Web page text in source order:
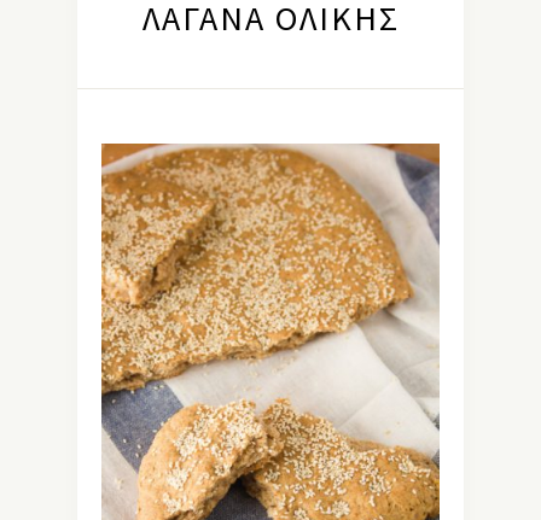
ΛΑΓΆΝΑ ΟΛΙΚΉΣ